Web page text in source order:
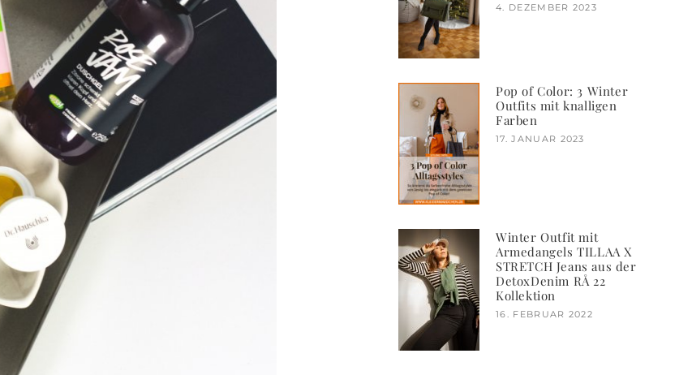
4. DEZEMBER 2023
Pop of Color: 3 Winter
Outfits mit knalligen
Farben
17. JANUAR 2023
Winter Outfit mit
Armedangels TILLAA X
STRETCH Jeans aus der
DetoxDenim RÅ 22
Kollektion
16. FEBRUAR 2022